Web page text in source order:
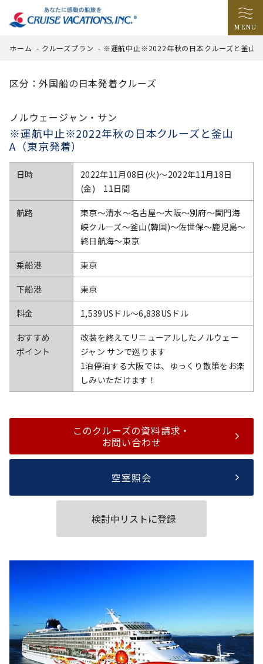
MENU
ホーム - クルーズプラン - ※運航中止※2022年秋の日本クルーズと釜山A
区分：外国船の日本発着クルーズ
ノルウェージャン・サン
※運航中止※2022年秋の日本クルーズと釜山
A（東京発着）
日時
2022年11月08日(火)〜2022年11月18日
(金) 11日間
航路
東京～清水～名古屋～大阪～別府～関門海
峡クルーズ～釜山(韓国)～佐世保～鹿児島～
終日航海～東京
乗船港 東京
下船港 東京
料金 1,539USドル〜6,838USドル
おすすめ
ポイント
改装を終えてリニューアルしたノルウェー
ジャン サンで巡ります
1泊停泊する大阪では、ゆっくり散策をお楽
しみいただけます！
このクルーズの資料請求・
お問い合わせ
空室照会
検討中リストに登録